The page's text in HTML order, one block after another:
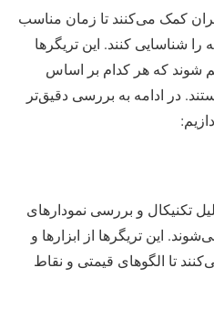
کمک می‌کنند تا زمان مناسب
شناسایی کنند. این تریگرها
شوند که هر کدام بر اساس
در ادامه به بررسی دقیق‌تر
تکنیکال و بررسی نمودارهای
این تریگرها از ابزارها و
تا الگوهای قیمتی و نقاط